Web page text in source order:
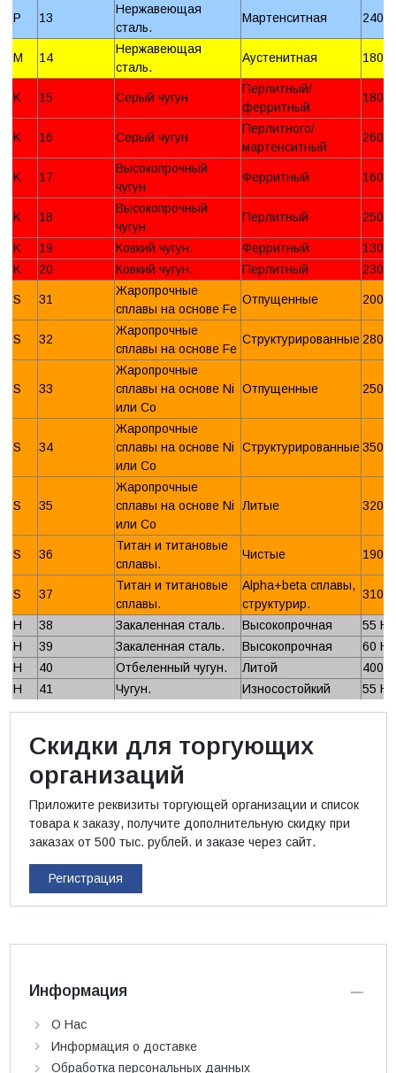
P 13
Нержавеющая
сталь.
Мартенситная 240
M 14
Нержавеющая
сталь.
Аустенитная 180
K 15 Серый чугун
Перлитный/
ферритный
180
K 16 Серый чугун
Перлитного/
мартенситный
260
K 17
Высокопрочный
чугун
Ферритный 160
K 18
Высокопрочный
чугун
Перлитный 250
K 19 Ковкий чугун. Ферритный
130
K
20 Ковкий чугун. Перлитный 230
S 31
Жаропрочные
сплавы на основе Fe
Отпущенные 200
S 32
Жаропрочные
сплавы на основе Fe
Структурированные 280
S 33
Жаропрочные
сплавы на основе Ni
или Со
Отпущенные 250
S 34
Жаропрочные
сплавы на основе Ni
или Со
Структурированные350
S 35
Жаропрочные
сплавы на основе Ni
или Со
Литые 320
S 36
Титан и титановые
сплавы.
Чистые 190
S 37
Титан и титановые
сплавы.
Alpha+beta сплавы,
структурир.
310
H 38 Закаленная сталь. Высокопрочная
55
H
39 Закаленная сталь. Высокопрочная
60
H
40 Отбеленный чугун. Литой
400
H
41 Чугун. Износостойкий 55
Скидки для торгующих
организаций
Приложите реквизиты торгующей организации и список
товара к заказу, получите дополнительную скидку при
заказах от 500 тыс. рублей. и заказе через сайт.
Регистрация
Информация
О Нас
Информация о доставке
Обработка персональных данных